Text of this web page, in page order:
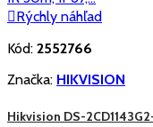
Rýchly náhľad
Kód: 2552766
Značka: HIKVISION
Hikvision DS-